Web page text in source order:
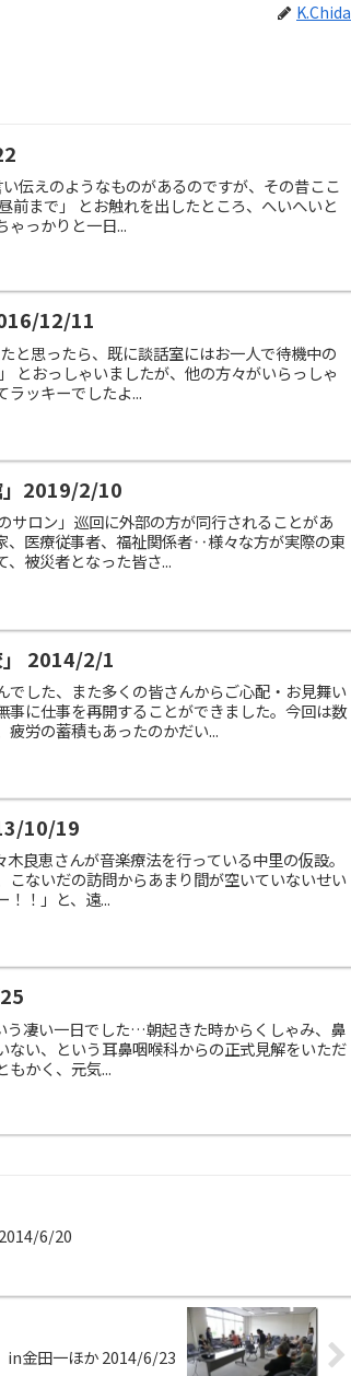
K.Chida
伝えのようなものがあるのですが、その昔ここ
前まで」 とお触れを出したところ、へいへいと
ゃっかりと一日...
12/11
と思ったら、既に談話室にはお一人で待機中の
とおっしゃいましたが、他の方々がいらっしゃ
ラッキーでしたよ...
」2019/2/10
サロン」巡回に外部の方が同行されることがあ
、医療従事者、福祉関係者‥様々な方が実際の東
被災者となった皆さ...
」 2014/2/1
した、また多くの皆さんからご心配・お見舞い
に仕事を再開することができました。今回は数
労の蓄積もあったのかだい...
10/19
良恵さんが音楽療法を行っている中里の仮設。
ないだの訪問からあまり間が空いていないせい
！！」と、遠...
う凄い一日でした…朝起きた時からくしゃみ、鼻
い、という耳鼻咽喉科からの正式見解をいただ
もかく、元気...
6/20
in金田一ほか 2014/6/23